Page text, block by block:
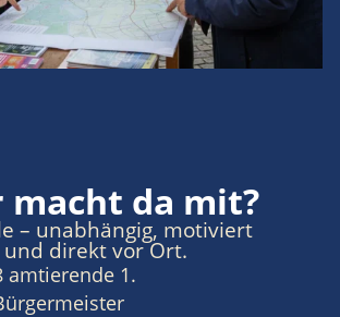
macht da mit?
– unabhängig, motiviert
und direkt vor Ort.
amtierende 1.